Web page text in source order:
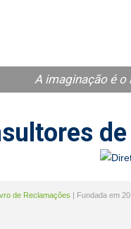
CONSULTORES
A imaginação é
de Reclamações | Fundada em